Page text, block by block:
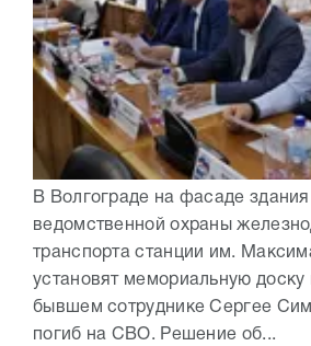
В Волгограде на фасаде
ведомственной охраны
транспорта станции им.
установят мемориальную доску
бывшем сотруднике Сергее
погиб на СВО. Решение об...